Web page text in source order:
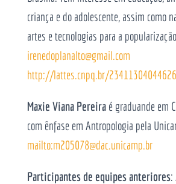
criança e do adolescente, assim como
artes e tecnologias para a
irenedoplanalto@gmail.com
http://lattes.cnpq.br/
Maxie Viana Pereiraé graduande em
com ênfase em Antropologia pela
mailto:m205078@dac.unicamp.br
Participantes de equipes anteriores: